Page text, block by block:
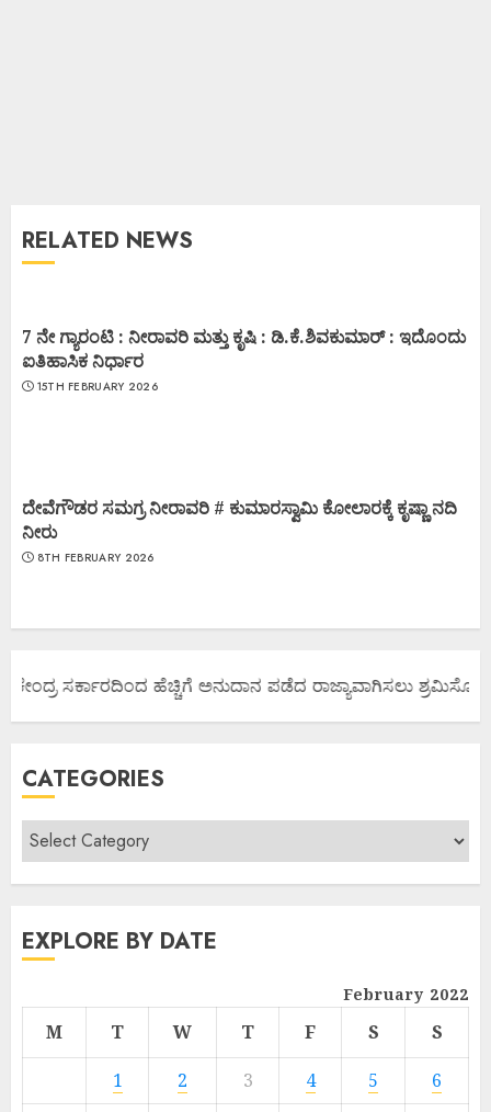
RELATED NEWS
7 ನೇ ಗ್ಯಾರಂಟಿ : ನೀರಾವರಿ ಮತ್ತು ಕೃಷಿ : ಡಿ.ಕೆ.ಶಿವಕುಮಾರ್ : ಇದೊಂದು
ಐತಿಹಾಸಿಕ ನಿರ್ಧಾರ
15TH FEBRUARY 2026
ದೇವೆಗೌಡರ ಸಮಗ್ರ ನೀರಾವರಿ # ಕುಮಾರಸ್ವಾಮಿ ಕೋಲಾರಕ್ಕೆ ಕೃಷ್ಣಾ ನದಿ
ನೀರು
8TH FEBRUARY 2026
ಕೇಂದ್ರ ಸರ್ಕಾರದಿಂದ ಹೆಚ್ಚಿಗೆ ಅನುದಾನ ಪಡೆದ ರಾಜ್ಯಾವಾಗಿಸಲು ಶ್ರಮಿಸೋಣ
CATEGORIES
EXPLORE BY DATE
February 2022
M T W T F S
S
1
2 3 4 5
6